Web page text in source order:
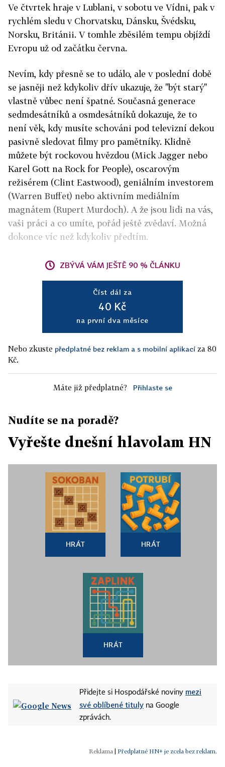
Ve čtvrtek hraje v Lublani, v sobotu ve Vídni, pak v
rychlém sledu v Chorvatsku, Dánsku, Švédsku,
Norsku, Británii. V tomhle zběsilém tempu objíždí
Evropu už od začátku června.
Nevím, kdy přesně se to událo, ale v poslední době
se jasněji než kdykoliv dřív ukazuje, že "být starý"
vlastně vůbec není špatné. Současná generace
sedmdesátníků a osmdesátníků dokazuje, že to
není věk, kdy musíte schováni pod televizní dekou
pasivně sledovat filmy pro pamětníky. Klidně
můžete být rockovou hvězdou (Mick Jagger nebo
Karel Gott na Rock for People), oscarovým
režisérem (Clint Eastwood), geniálním investorem
(Warren Buffet) nebo aktivním mediálním
magnátem (Rupert Murdoch). A že jsou lidi na vás,
vaši práci a co umíte, pořád ještě zvědaví. Možná
dokonce víc než kdykoliv předtím.
ZBÝVÁ VÁM JEŠTĚ 90 % ČLÁNKU
Číst dál za
40 Kč
na první dva měsíce
Nebo zkuste předplatné bez reklam a s mobilní aplikací za 80
Kč.
Máte již předplatné? Přihlaste se
Nudíte se na poradě?
Vyřešte dnešní hlavolam HN
HRÁT HRÁT
HRÁT
Přidejte si Hospodářské noviny mezi
své oblíbené tituly na Google
zprávách.
Předplatné HN+ je zcela bez reklam.